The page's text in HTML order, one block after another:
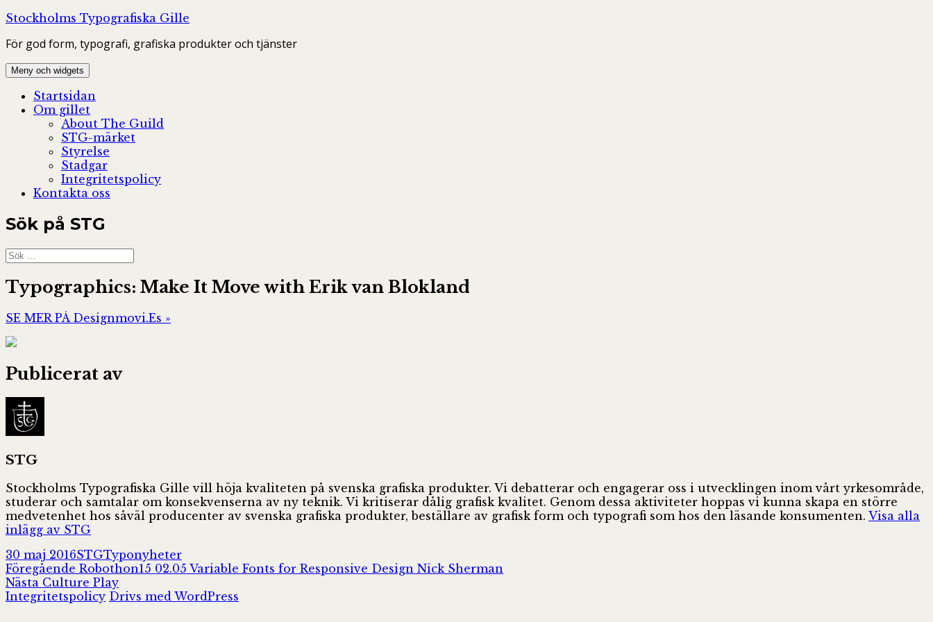
Hoppa
innehåll
Stockholms Typografiska Gille
För god form, typografi, grafiska produkter och tjänster
Meny och widgets
Startsidan
Om gillet
About The Guild
STG-märket
Styrelse
Stadgar
Integritetspolicy
Kontakta oss
Sök på STG
Sök
efter:
Typographics: Make It Move with Erik van Blokland
SE MER PÅ Designmovi.Es »
Publicerat av
STG
Stockholms Typografiska Gille vill höja kvaliteten på svenska grafiska produkter. Vi debatterar och engagerar oss i utvecklingen inom vårt yrkesområde,
studerar och samtalar om konsekvenserna av ny teknik. Vi kritiserar dålig grafisk kvalitet. Genom dessa aktiviteter hoppas vi kunna skapa en större
medvetenhet hos såväl producenter av svenska grafiska produkter, beställare av grafisk form och typografi som hos den läsande konsumenten. Visa alla
inlägg av STG
Postat
30 maj 2016Författare
STGKategorier
Typonyheter
Inläggsnavigering
Föregående Föregående
inlägg:
Robothon15 02.05 Variable Fonts for Responsive Design Nick Sherman
Nästa Nästa
inlägg:
Culture Play
Integritetspolicy Drivs med WordPress